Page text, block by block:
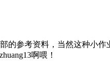
的参考资料，当然这种小作
啊喂！